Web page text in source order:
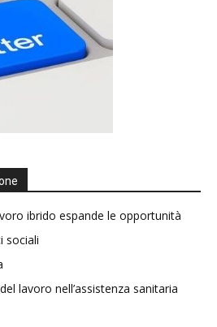
ibrido espande le opportunità
sociali
lavoro nell’assistenza sanitaria